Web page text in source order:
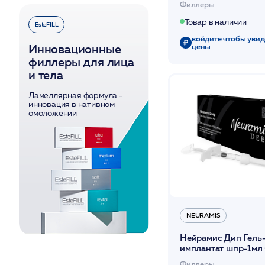
EsteFILL
Инновационные
филлеры для лица
и тела
Ламеллярная формула -
инновация в нативном
омоложении
моноф.филлер/
Volume Lidocaine
Филлеры
Товар в наличии
войдите чтобы
цены
NEURAMIS
Нейрамис Дип
имплантат шпр-1мл
27G*13 монофазный